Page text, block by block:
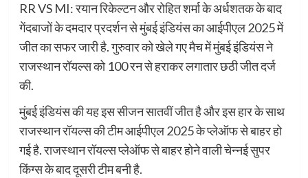
RR VS MI: रयान रिकेल्टन और रोहित शर्मा के अर्धशतक के बाद
गेंदबाजों के दमदार प्रदर्शन से मुंबई इंडियंस का आईपीएल 2025 में
जीत का सफर जारी है. गुरुवार को खेले गए मैच में मुंबई इंडियंस ने
राजस्थान रॉयल्स को 100 रन से हराकर लगातार छठी जीत दर्ज
की.
मुंबई इंडियंस की यह इस सीजन सातवीं जीत है और इस हार के साथ
राजस्थान रॉयल्स की टीम आईपीएल 2025 के प्लेऑफ से बाहर हो
गई है. राजस्थान रॉयल्स प्लेऑफ से बाहर होने वाली चेन्नई सुपर
किंग्स के बाद दूसरी टीम बनी है.